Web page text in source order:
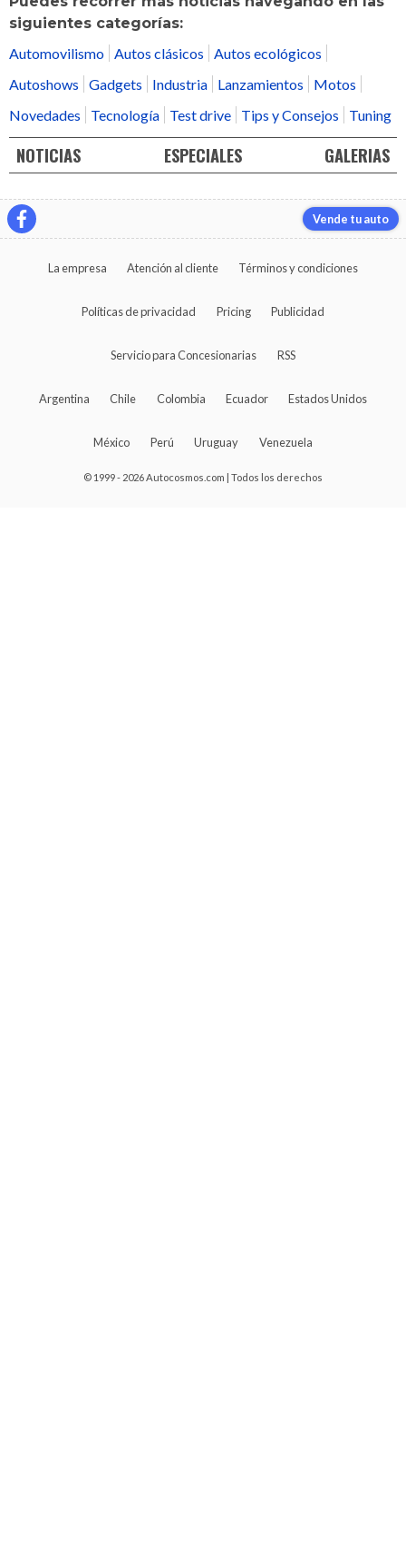
siguientes categorías:
Automovilismo Autos clásicos
Autos ecológicos
Autoshows
Gadgets Industria Lanzamientos
Motos
Novedades
Tecnología Test drive Tips y Consejos Tuning
NOTICIAS ESPECIALES GALERIAS
Vende tu auto
La empresa Atención al cliente Términos y condiciones
Políticas de privacidad Pricing Publicidad
Servicio para Concesionarias RSS
Argentina Chile Colombia Ecuador Estados Unidos
México Perú Uruguay Venezuela
© 1999 - 2026 Autocosmos.com | Todos los derechos